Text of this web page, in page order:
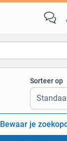
Alle afstanden…
Sorteer op
Bewaar je